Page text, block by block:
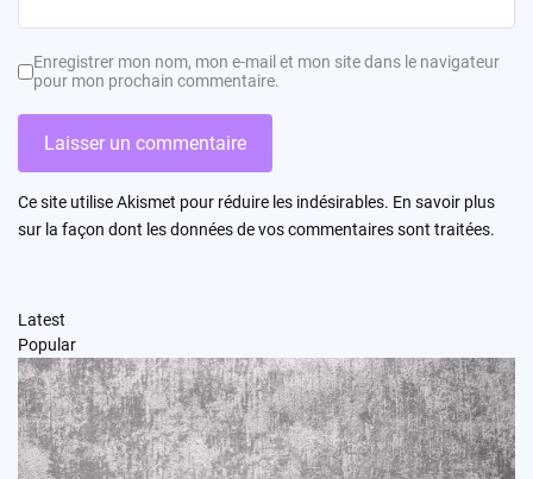
Enregistrer mon nom, mon e-mail et mon site dans le navigateur
pour mon prochain commentaire.
Ce site utilise Akismet pour réduire les indésirables. En savoir plus
sur la façon dont les données de vos commentaires sont traitées.
Latest
Popular